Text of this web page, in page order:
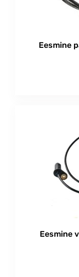
Eesmine
Eesmine